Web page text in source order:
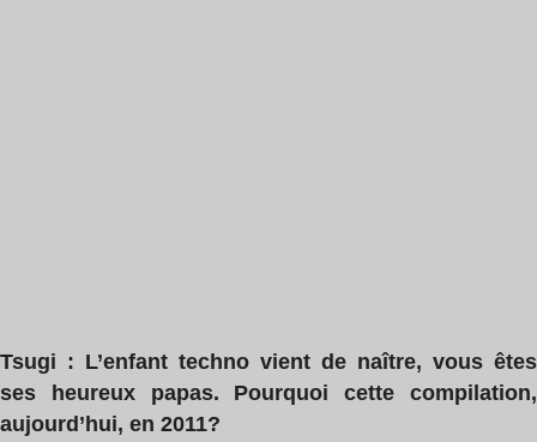
Tsugi : L’enfant techno vient de naître, vous êtes
ses heureux papas. Pourquoi cette compilation,
aujourd’hui, en 2011?